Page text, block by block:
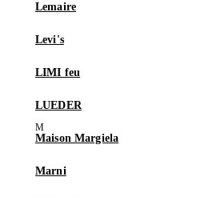
Lemaire
Levi's
LIMI feu
LUEDER
Maison Margiela
Marni